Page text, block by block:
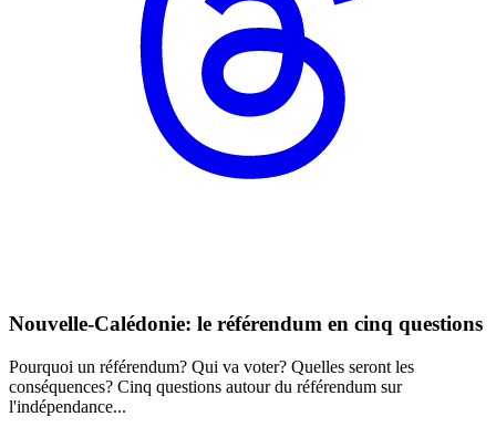
Nouvelle-Calédonie: le référendum en cinq questions
Pourquoi un référendum? Qui va voter? Quelles seront les
conséquences? Cinq questions autour du référendum sur
l'indépendance...